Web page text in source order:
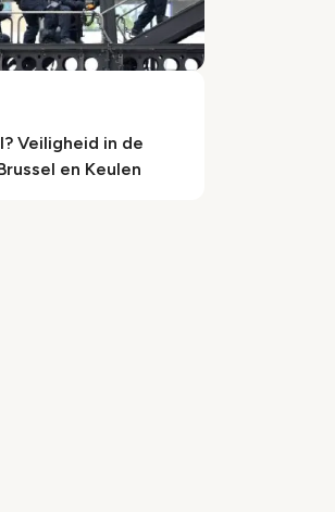
Veiligheid in de
en Keulen